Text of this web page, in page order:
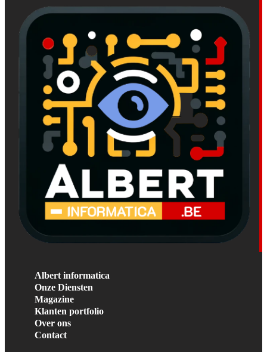
Albert informatica
Onze Diensten
Magazine
Klanten portfolio
Over ons
Contact